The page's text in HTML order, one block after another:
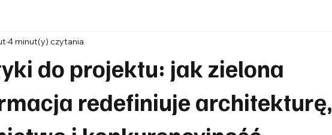
do projektu: jak zielona
redefiniuje architekturę,
4 minut(y) czytania